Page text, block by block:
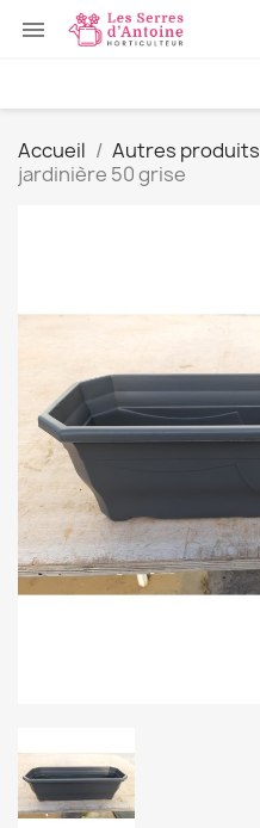

Accueil Autres produits
jardinière 50 grise